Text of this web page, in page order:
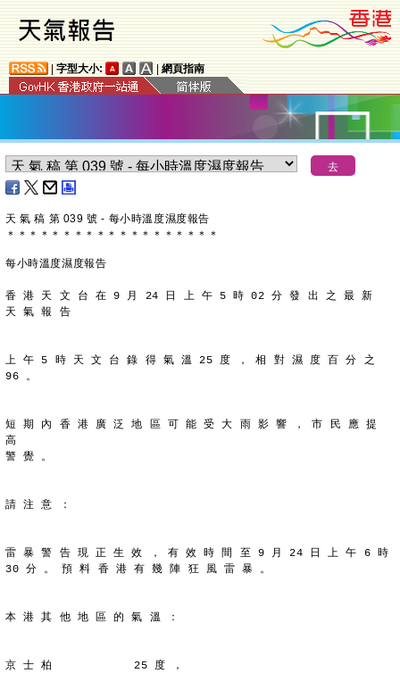
字型大小: 網頁指南
天 氣 稿 第 039 號 - 每小時溫度濕度報告
＊ ＊ ＊ ＊ ＊ ＊ ＊ ＊ ＊ ＊ ＊ ＊ ＊ ＊ ＊ ＊ ＊ ＊ ＊
每小時溫度濕度報告
香 港 天 文 台 在 9 月 24 日 上 午 5 時 02 分 發 出 之 最 新
天 氣 報 告
上 午 5 時 天 文 台 錄 得 氣 溫 25 度 ， 相 對 濕 度 百 分 之
96 。
短 期 內 香 港 廣 泛 地 區 可 能 受 大 雨 影 響 ， 市 民 應 提
高
警 覺 。
請 注 意 ：
雷 暴 警 告 現 正 生 效 ， 有 效 時 間 至 9 月 24 日 上 午 6 時
30 分 。 預 料 香 港 有 幾 陣 狂 風 雷 暴 。
本 港 其 他 地 區 的 氣 溫 ：
京 士 柏            25 度 ，